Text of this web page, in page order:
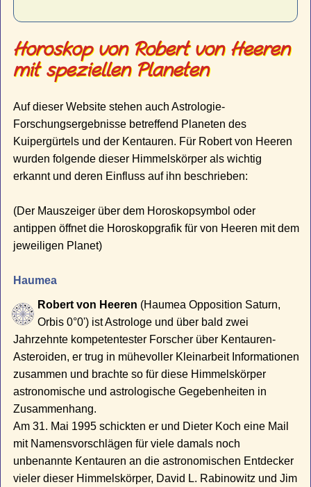
Horoskop von Robert von Heeren
mit speziellen Planeten
Auf dieser Website stehen auch Astrologie-
Forschungsergebnisse betreffend Planeten des
Kuipergürtels und der Kentauren. Für Robert von Heeren
wurden folgende dieser Himmelskörper als wichtig
erkannt und deren Einfluss auf ihn beschrieben:
(Der Mauszeiger über dem Horoskopsymbol oder
antippen öffnet die Horoskopgrafik für von Heeren mit dem
jeweiligen Planet)
Haumea
Robert von Heeren (Haumea Opposition Saturn,
Orbis 0°0') ist Astrologe und über bald zwei
Jahrzehnte kompetentester Forscher über Kentauren-
Asteroiden, er trug in mühevoller Kleinarbeit Informationen
zusammen und brachte so für diese Himmelskörper
astronomische und astrologische Gegebenheiten in
Zusammenhang.
Am 31. Mai 1995 schickten er und Dieter Koch eine Mail
mit Namensvorschlägen für viele damals noch
unbenannte Kentauren an die astronomischen Entdecker
vieler dieser Himmelskörper, David L. Rabinowitz und Jim